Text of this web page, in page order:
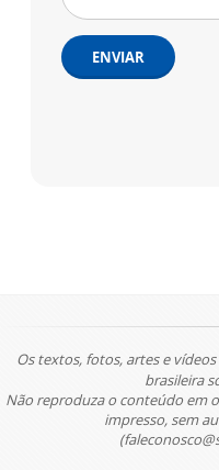
ENVIAR
Os textos, fotos, artes e
brasileira
Não reproduza o conteúdo em
impresso, sem